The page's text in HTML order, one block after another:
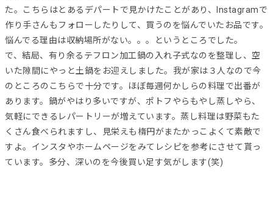
た。こちらはとあるデパートで見かけたことがあり、Instagramで
作り手さんもフォローしたりして、買うのを悩んでいたお品です。
悩んでる理由は収納場所がない。。。というところでした。
で、結局、有り余るテフロン加工鍋の入れ子式なのを整理し、空
いた隙間にやっと土鍋をお迎えしました。我が家は３人なので今
のところのこちらで十分です。ほぼ毎週何かしらの料理で出番が
あります。鍋がやはり多いですが、ポトフやらもやし蒸しやら、
気軽にできるレパートリーが増えています。蒸し料理は野菜もた
くさん食べられますし、見栄えも楕円がまたかっこよくて素敵で
すよ。インスタやホームページをみてレシピを参考にさせて貰っ
ています。多分、深いのを今後買い足す気がします(笑)